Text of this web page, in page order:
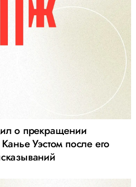
о прекращении
Уэстом после его